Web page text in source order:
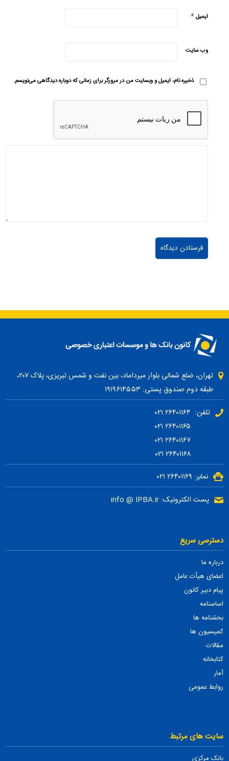
ایمیل*
وب‌ سایت
ذخیره نام، ایمیل و وبسایت من در مرورگر برای زمانی که دوباره دیدگاهی می‌نویسم.
تهران، ضلع شمالی بلوار میرداماد، بین نفت و شمس تبریزی، پلاک ۲۰۷،
طبقه دوم صندوق پستی: ۱۹۱۹۶۱۴۵۵۳
تلفن: ۲۶۴۰۱۱۶۴ ۰۲۱
۲۶۴۰۱۱۶۷ ۰۲۱
۲۶۴۰۱۱۶۸ ۰۲۱
نمابر: ۲۶۴۰۱۱۶۹ ۰۲۱
پست الکترونیک: info @ IPBA.ir
دسترسی سریع
درباره ما
اعضای هیأت عامل
پیام دبیر کانون
اساسنامه
بخشنامه ها
کمیسیون ها
مقالات
کتابخانه
آمار
روابط عمومی
سایت های مرتبط
بانک مرکزی